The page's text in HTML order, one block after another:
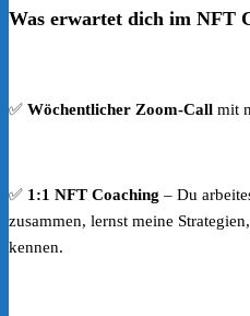
Was erwartet dich im NFT
✅ Wöchentlicher Zoom-Call mit
✅ 1:1 NFT Coaching – Du
zusammen, lernst meine
kennen.